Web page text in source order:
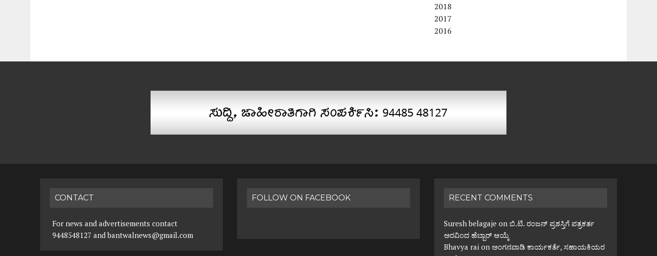
2018
2017
2016
CONTACT
For news and advertisements contact
9448548127 and bantwalnews@gmail.com
FOLLOW ON FACEBOOK RECENT COMMENTS
Suresh belagaje onಬಿ.ಟಿ. ರಂಜನ್ ಪ್ರಶಸ್ತಿಗೆ ಪತ್ರಕರ್ತ
ಅರವಿಂದ ಹೆಬ್ಬಾರ್ ಆಯ್ಕೆ
Bhavya rai onಅಂಗನವಾಡಿ ಕಾರ್ಯಕರ್ತೆ, ಸಹಾಯಕಿಯರ